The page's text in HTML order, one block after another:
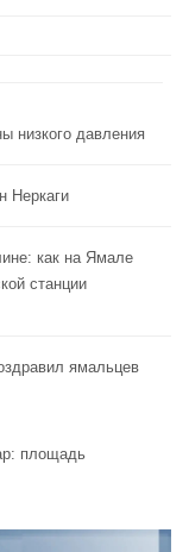
низкого давления
Неркаги
как на Ямале
станции
ямальцев
площадь